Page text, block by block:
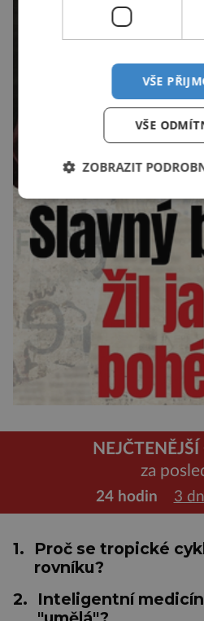
za
24 hodin 3
1.
Proč se tropické
rovníku?
2.
Inteligentní
VŠE
VŠE
ZOBRAZIT